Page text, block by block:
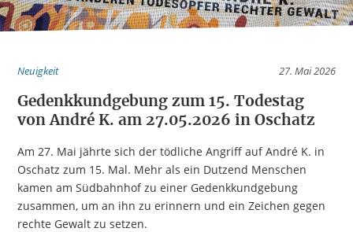
Neuigkeit 27. Mai 2026
Gedenkkundgebung zum 15. Todestag
von André K. am 27.05.2026 in Oschatz
Am 27. Mai jährte sich der tödliche Angriff auf André K. in
Oschatz zum 15. Mal. Mehr als ein Dutzend Menschen
kamen am Südbahnhof zu einer Gedenkkundgebung
zusammen, um an ihn zu erinnern und ein Zeichen gegen
rechte Gewalt zu setzen.